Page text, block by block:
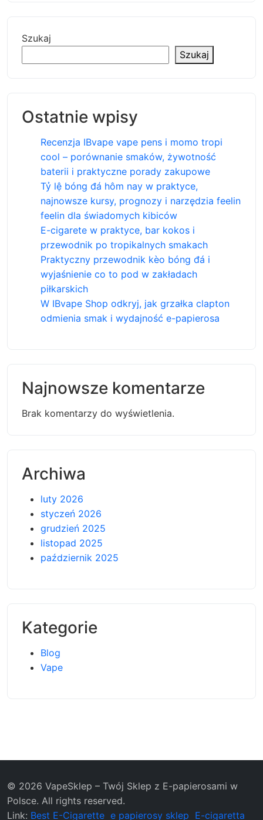
Szukaj
Szukaj
Ostatnie wpisy
Recenzja IBvape vape pens i momo tropi
cool – porównanie smaków, żywotność
baterii i praktyczne porady zakupowe
Tỷ lệ bóng đá hôm nay w praktyce,
najnowsze kursy, prognozy i narzędzia feelin
feelin dla świadomych kibiców
E-cigarete w praktyce, bar kokos i
przewodnik po tropikalnych smakach
Praktyczny przewodnik kèo bóng đá i
wyjaśnienie co to pod w zakładach
piłkarskich
W IBvape Shop odkryj, jak grzałka clapton
odmienia smak i wydajność e-papierosa
Najnowsze komentarze
Brak komentarzy do wyświetlenia.
Archiwa
luty 2026
styczeń 2026
grudzień 2025
listopad 2025
październik 2025
Kategorie
Blog
Vape
© 2026 VapeSklep – Twój Sklep z E-papierosami w
Polsce. All rights reserved.
Link: Best E-Cigarette e papierosy sklep E-cigaretta